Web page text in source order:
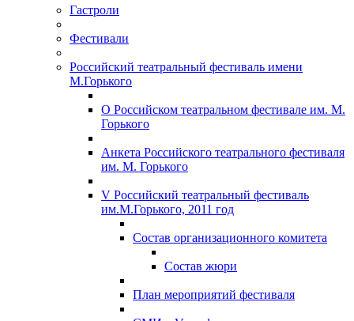
Гастроли
Фестивали
Российский театральный фестиваль имени
М.Горького
О Российском театральном фестивале им. М.
Горького
Анкета Российского театрального фестиваля
им. М. Горького
V Российский театральный фестиваль
им.М.Горького, 2011 год
Состав организационного комитета
Состав жюри
План мероприятий фестиваля